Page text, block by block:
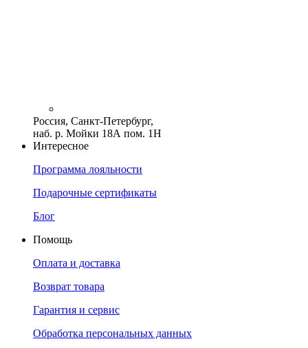
Россия, Санкт-Петербург,
наб. р. Мойки 18А пом. 1Н
Интересное
Программа лояльности
Подарочные сертификаты
Блог
Помощь
Оплата и доставка
Возврат товара
Гарантия и сервис
Обработка персональных данных